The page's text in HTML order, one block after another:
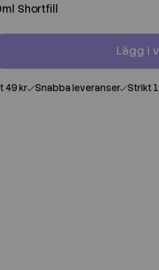
Shortfill
Lägg i
49 kr Snabba leveranser Strikt